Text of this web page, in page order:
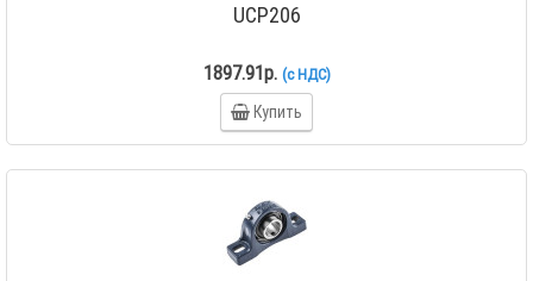
UCP206
1897.91р. (с НДС)
Купить